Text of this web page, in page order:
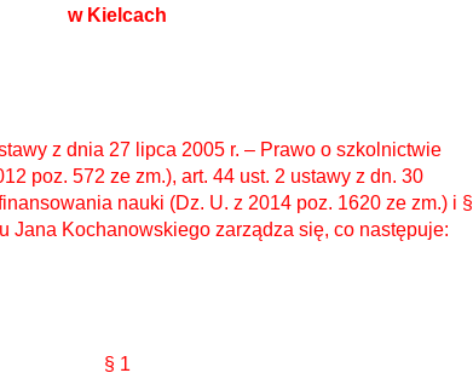
w Kielcach
z dnia 27 lipca 2005 r. – Prawo o szkolnictwie
poz. 572 ze zm.), art. 44 ust. 2 ustawy z dn. 30
nauki (Dz. U. z 2014 poz. 1620 ze zm.) i §
Jana Kochanowskiego zarządza się, co następuje:
§ 1